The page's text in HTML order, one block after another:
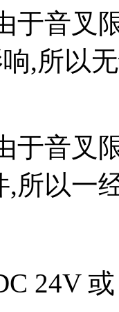
于音叉
,所以
于音叉
,所以一
24V